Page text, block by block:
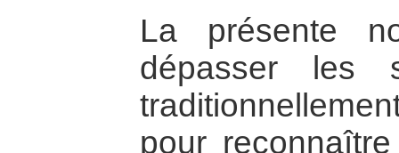
La présente
dépasser les
pour